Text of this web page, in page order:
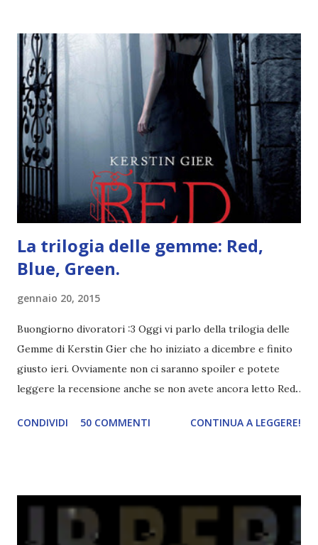
obiettivi! OBIETTIVI Iniziamo con un obiettivo facile facile:
un libro ambientato in Australia . Mare, mare, mare !
L'Oceania è circondata dal mare! Un libro nel quale il mare è
l'elemento fondamentale. Un libro sulle sirene, un libro con
protagonisti dei surfisti.. un libro importante nella storia
della letteratura australiana, neozelandese, ecc . l'Oceania
è ricca di natura! Leggete un libro con una cover molto, ...
La trilogia delle gemme: Red,
Blue, Green.
gennaio 20, 2015
Buongiorno divoratori :3 Oggi vi parlo della trilogia delle
Gemme di Kerstin Gier che ho iniziato a dicembre e finito
giusto ieri. Ovviamente non ci saranno spoiler e potete
leggere la recensione anche se non avete ancora letto Red.
Green sono state delle letture molto piacevoli ma non
potete capire le mie aspettative! Innanzitutto, se la Gier o
CONDIVIDI 50 COMMENTI CONTINUA A LEGGERE!